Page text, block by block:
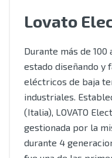
Lovato
Durante más de 100
estado diseñando y
eléctricos de baja
industriales.
(Italia), LOVATO
gestionada por la
durante 4